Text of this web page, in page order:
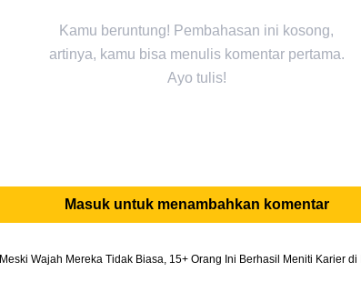
Kamu beruntung! Pembahasan ini kosong,
artinya, kamu bisa menulis komentar pertama.
Ayo tulis!
Masuk untuk menambahkan komentar
Meski Wajah Mereka Tidak Biasa, 15+ Orang Ini Berhasil Meniti Karier